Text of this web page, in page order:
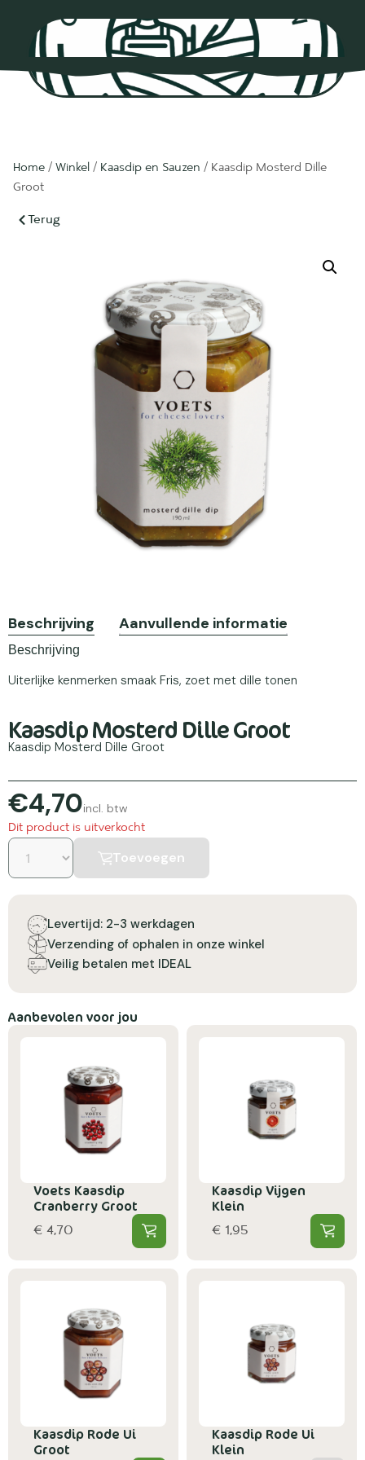
0
Home / Winkel / Kaasdip en Sauzen / Kaasdip Mosterd Dille
Groot
Terug
Beschrijving Aanvullende informatie
Beschrijving
Uiterlijke kenmerken smaak Fris, zoet met dille tonen
Kaasdip Mosterd Dille Groot
Kaasdip Mosterd Dille Groot
€4,70incl. btw
Dit product is uitverkocht
Toevoegen
Levertijd: 2-3 werkdagen
Verzending of ophalen in onze winkel
Veilig betalen met IDEAL
Aanbevolen voor jou
Voets Kaasdip
Cranberry Groot
€ 4,70
Kaasdip Vijgen
Klein
€ 1,95
Kaasdip Rode Ui
Groot
Kaasdip Rode Ui
Klein